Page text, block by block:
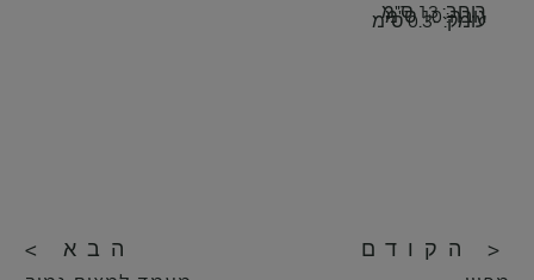
רוחב: 13 ס"מ
גובה: 10 ס"מ
עומק: -0.3 ס"מ
< הקודם הבא >